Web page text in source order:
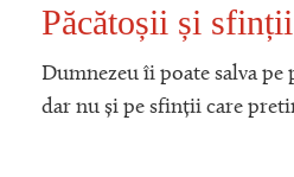
Păcătoșii și sfinții
Dumnezeu îi poate salva pe
dar nu și pe sfinții care